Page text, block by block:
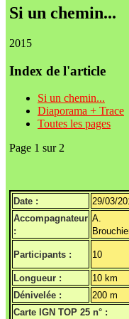
Si un chemin...
2015
Index de l'article
Si un chemin...
Diaporama + Trace
Toutes les pages
Page 1 sur 2
Date : 29/03/
Accompagnateur
:
A.
Participants : 10
Longueur :
10 km
Dénivelée :
200 m
Carte IGN TOP 25 n° :